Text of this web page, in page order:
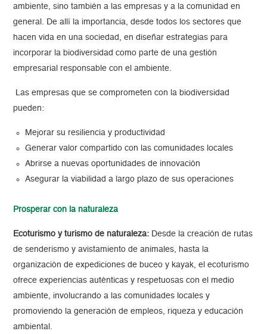
ambiente, sino también a las empresas y a la comunidad en
general. De allí la importancia, desde todos los sectores que
hacen vida en una sociedad, en diseñar estrategias para
incorporar la biodiversidad como parte de una gestión
empresarial responsable con el ambiente.
Las empresas que se comprometen con la biodiversidad
pueden:
Mejorar su resiliencia y productividad
Generar valor compartido con las comunidades locales
Abrirse a nuevas oportunidades de innovación
Asegurar la viabilidad a largo plazo de sus operaciones
Prosperar con la naturaleza
Ecoturismo y turismo de naturaleza: Desde la creación de rutas
de senderismo y avistamiento de animales, hasta la
organización de expediciones de buceo y kayak, el ecoturismo
ofrece experiencias auténticas y respetuosas con el medio
ambiente, involucrando a las comunidades locales y
promoviendo la generación de empleos, riqueza y educación
ambiental.